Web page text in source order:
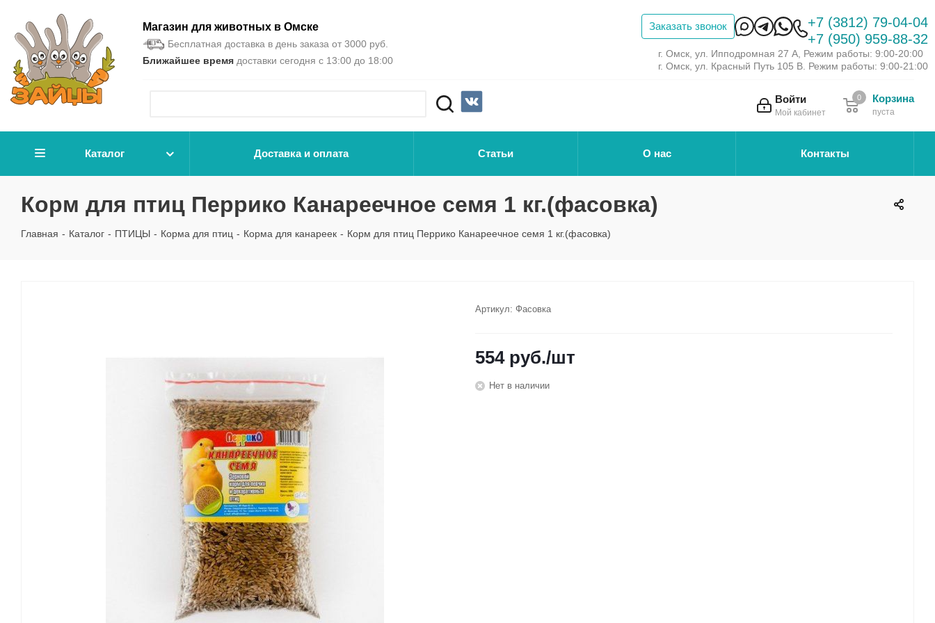
Магазин для животных в Омске
Бесплатная доставка в день заказа от 3000 руб.
Ближайшее время доставки сегодня с 13:00 до 18:00
Заказать звонок
+7 (3812) 79-04-04
+7 (950) 959-88-32
г. Омск, ул. Ипподромная 27 А, Режим работы: 9:00-20:00
г. Омск, ул. Красный Путь 105 В. Режим работы: 9:00-21:00
Войти
Мой кабинет
Корзина
пуста
0
Каталог Доставка и оплата Статьи О нас Контакты
Корм для птиц Перрико Канареечное семя 1 кг.(фасовка)
Главная - Каталог - ПТИЦЫ - Корма для птиц - Корма для канареек - Корм для птиц Перрико Канареечное семя 1 кг.(фасовка)
Артикул: Фасовка
554руб./шт
Нет в наличии